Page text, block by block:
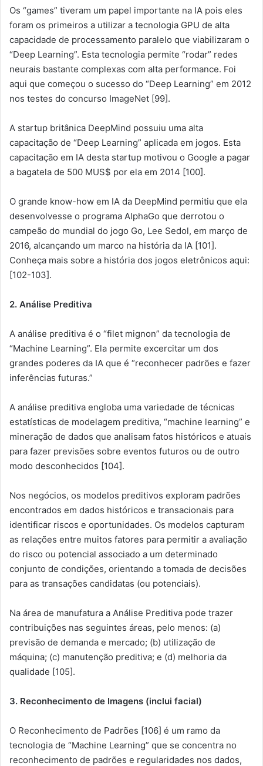
Os “games” tiveram um papel importante na IA pois eles
foram os primeiros a utilizar a tecnologia GPU de alta
capacidade de processamento paralelo que viabilizaram o
“Deep Learning”. Esta tecnologia permite “rodar” redes
neurais bastante complexas com alta performance. Foi
aqui que começou o sucesso do “Deep Learning” em 2012
nos testes do concurso ImageNet [99].
A startup britânica DeepMind possuiu uma alta
capacitação de “Deep Learning” aplicada em jogos. Esta
capacitação em IA desta startup motivou o Google a pagar
a bagatela de 500 MUS$ por ela em 2014 [100].
O grande know-how em IA da DeepMind permitiu que ela
desenvolvesse o programa AlphaGo que derrotou o
campeão do mundial do jogo Go, Lee Sedol, em março de
2016, alcançando um marco na história da IA [101].
Conheça mais sobre a história dos jogos eletrônicos aqui:
[102-103].
2. Análise Preditiva
A análise preditiva é o “filet mignon” da tecnologia de
“Machine Learning”. Ela permite excercitar um dos
grandes poderes da IA que é “reconhecer padrões e fazer
inferências futuras.”
A análise preditiva engloba uma variedade de técnicas
estatísticas de modelagem preditiva, “machine learning” e
mineração de dados que analisam fatos históricos e atuais
para fazer previsões sobre eventos futuros ou de outro
modo desconhecidos [104].
Nos negócios, os modelos preditivos exploram padrões
encontrados em dados históricos e transacionais para
identificar riscos e oportunidades. Os modelos capturam
as relações entre muitos fatores para permitir a avaliação
do risco ou potencial associado a um determinado
conjunto de condições, orientando a tomada de decisões
para as transações candidatas (ou potenciais).
Na área de manufatura a Análise Preditiva pode trazer
contribuições nas seguintes áreas, pelo menos: (a)
previsão de demanda e mercado; (b) utilização de
máquina; (c) manutenção preditiva; e (d) melhoria da
qualidade [105].
3. Reconhecimento de Imagens (inclui facial)
O Reconhecimento de Padrões [106] é um ramo da
tecnologia de “Machine Learning” que se concentra no
reconhecimento de padrões e regularidades nos dados,